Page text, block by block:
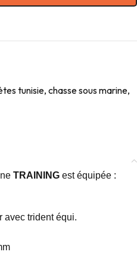
tunisie, chasse sous marine,
TRAINING est équipée :
avec trident équi.